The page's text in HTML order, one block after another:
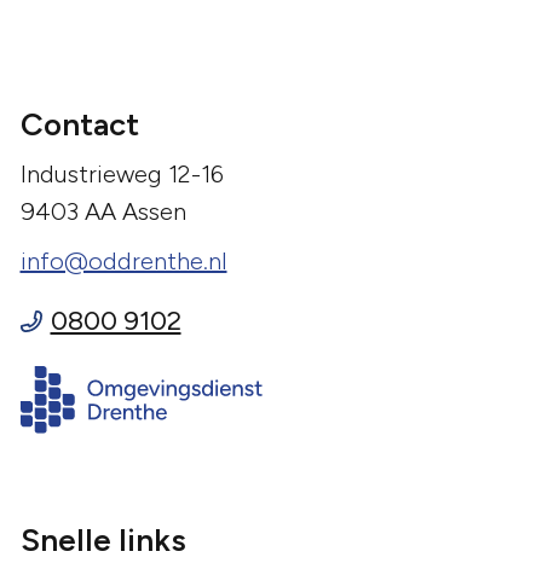
Contact
Industrieweg 12-16
9403 AA Assen
info@oddrenthe.nl
0800 9102
Snelle links